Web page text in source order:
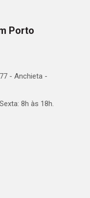
Porto
- Anchieta -
8h às 18h.